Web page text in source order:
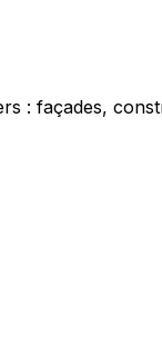
: façades,